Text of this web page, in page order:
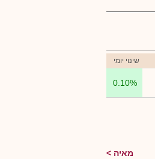
שינוי יומי
0.10%
מאיה